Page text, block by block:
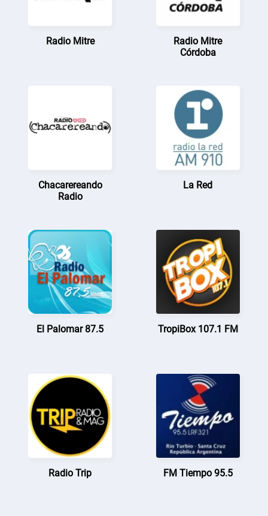
Radio Mitre
Radio Mitre
Córdoba
Chacarereando
Radio
La Red
El Palomar 87.5 TropiBox 107.1 FM
Radio Trip FM Tiempo 95.5